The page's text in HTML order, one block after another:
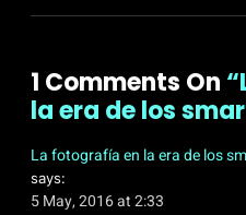
1 Comments On
la era de los
La fotografía en la era de los
says:
5 May, 2016 at 2:33